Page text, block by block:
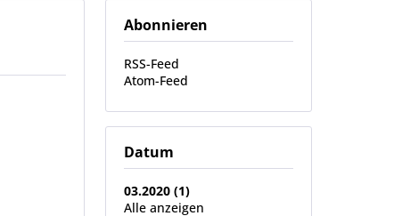
Abonnieren
RSS-Feed
Atom-Feed
Datum
03.2020 (1)
Alle anzeigen